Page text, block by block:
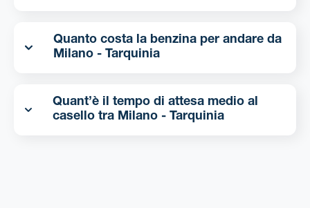
Quanto costa la benzina per andare da
Milano - Tarquinia
Quant’è il tempo di attesa medio al
casello tra Milano - Tarquinia